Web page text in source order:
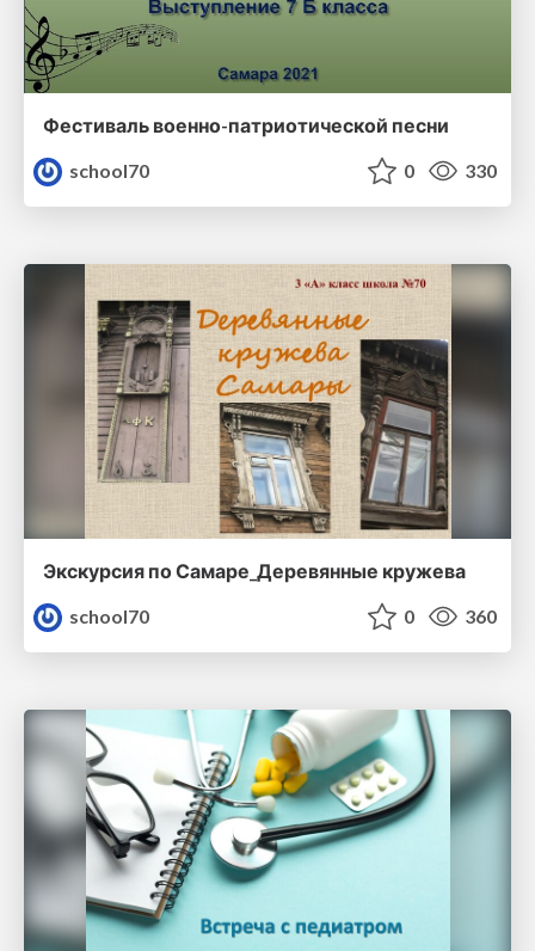
Фестиваль военно-патриотической песни
school70
0 330
Экскурсия по Самаре_Деревянные кружева
school70
0 360